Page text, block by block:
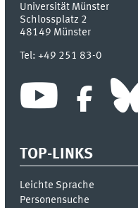
Universität Münster
Schlossplatz 2
48149 Münster
Tel:+49 251 83-0
TOP-LINKS
Leichte Sprache
Personensuche